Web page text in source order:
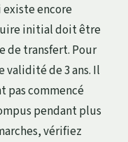
encore
initial doit être
de transfert. Pour
validité de 3 ans. Il
pas commencé
pendant plus
vérifiez